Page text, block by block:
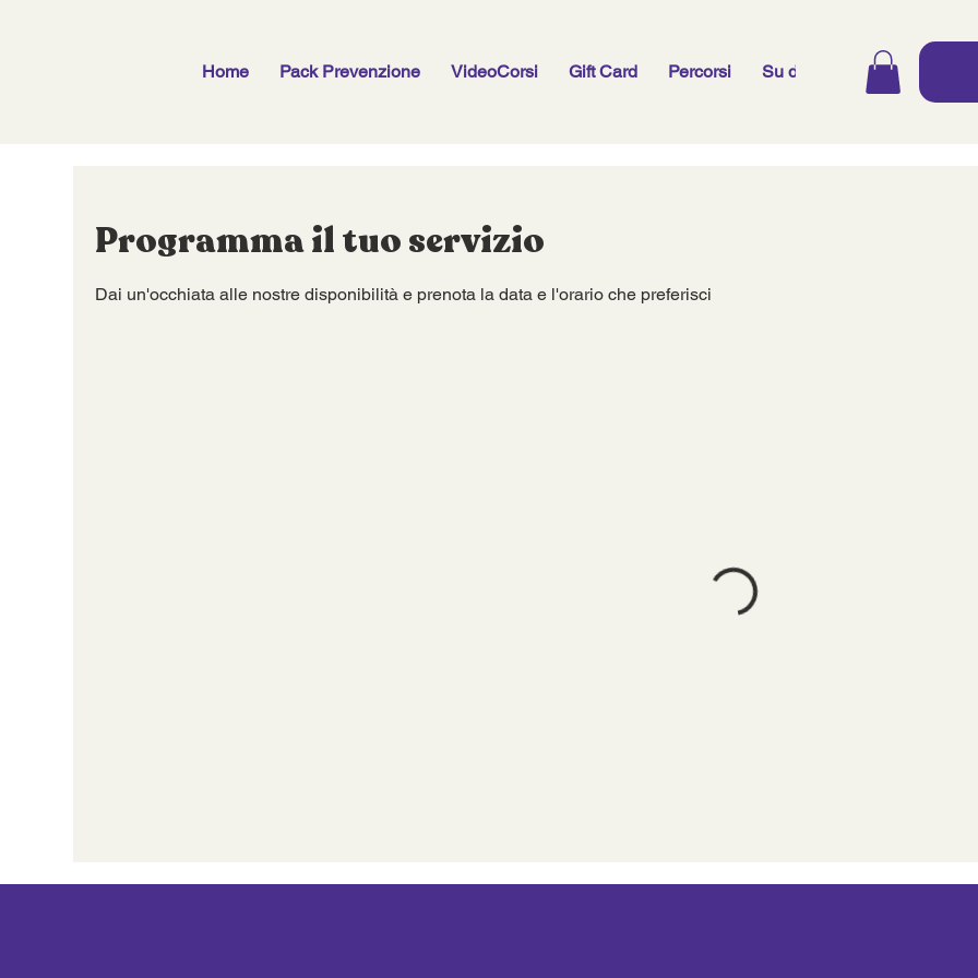
Programma il tuo servizio
Dai un'occhiata alle nostre disponibilità e prenota la data e l'orario che preferisci
Home Pack Prevenzione VideoCorsi Gift Card Percorsi Su di me Guide